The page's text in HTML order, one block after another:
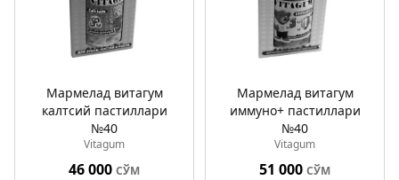
Мармелад витагум
калтсий пастиллари
№40
Vitagum
46 000 СЎМ
Мармелад витагум
иммуно+ пастиллари
№40
Vitagum
51 000 СЎМ